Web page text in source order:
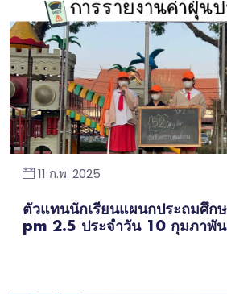
11 ก.พ. 2025
ตัวแทนนักเรียนแผนกประถมศึก
pm 2.5 ประจำวัน 10 กุมภาพั